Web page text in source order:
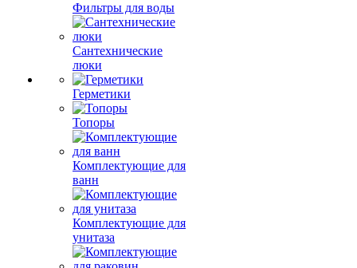
Фильтры для воды
Сантехнические
люки
Герметики
Топоры
Комплектующие для
ванн
Комплектующие для
унитаза